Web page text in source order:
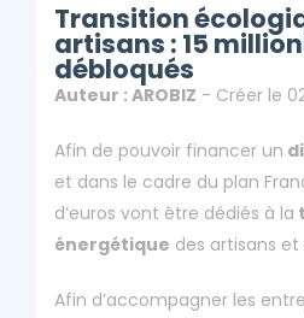
Transition
artisans : 15
débloqués
Auteur : AROBIZ - Créer le
Afin de pouvoir financer un
et dans le cadre du plan
d’euros vont être dédiés à la
énergétique des artisans
Afin d’accompagner les